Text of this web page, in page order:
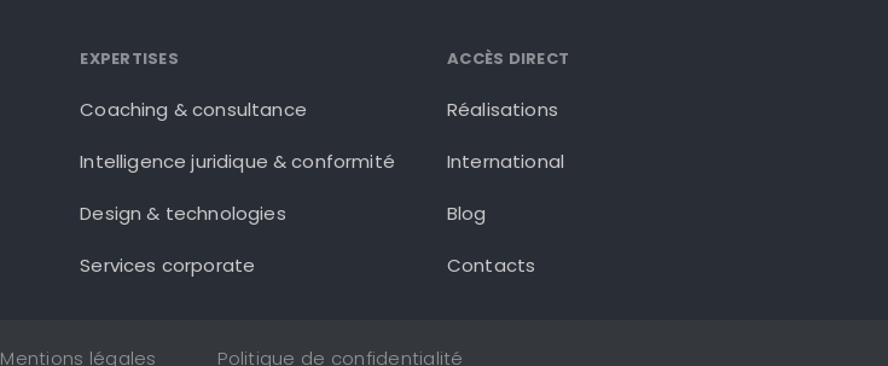
EXPERTISES
Coaching & consultance
Intelligence juridique & conformité
Design & technologies
Services corporate
ACCÈS DIRECT
Réalisations
International
Blog
Contacts
Mentions légales Politique de confidentialité